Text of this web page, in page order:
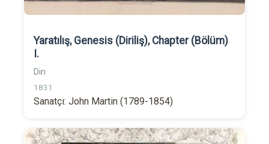
Yaratılış, Genesis (Diriliş), Chapter (Bölüm)
I.
Din
1831
Sanatçı: John Martin (1789-1854)